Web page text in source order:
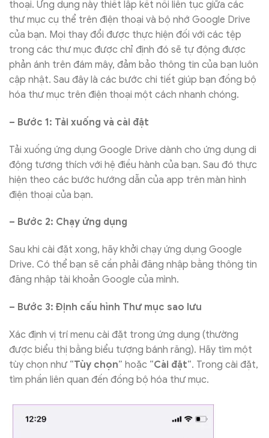
thoại. Ứng dụng này thiết lập kết nối liên tục giữa các
thư mục cụ thể trên điện thoại và bộ nhớ Google Drive
của bạn. Mọi thay đổi được thực hiện đối với các tệp
trong các thư mục được chỉ định đó sẽ tự động được
phản ánh trên đám mây, đảm bảo thông tin của bạn luôn
cập nhật. Sau đây là các bước chi tiết giúp bạn đồng bộ
hóa thư mục trên điện thoại một cách nhanh chóng.
– Bước 1: Tải xuống và cài đặt
Tải xuống ứng dụng Google Drive dành cho ứng dụng di
động tương thích với hệ điều hành của bạn. Sau đó thực
hiện theo các bước hướng dẫn của app trên màn hình
điện thoại của bạn.
– Bước 2: Chạy ứng dụng
Sau khi cài đặt xong, hãy khởi chạy ứng dụng Google
Drive. Có thể bạn sẽ cần phải đăng nhập bằng thông tin
đăng nhập tài khoản Google của mình.
– Bước 3: Định cấu hình Thư mục sao lưu
Xác định vị trí menu cài đặt trong ứng dụng (thường
được biểu thị bằng biểu tượng bánh răng). Hãy tìm một
tùy chọn như “Tùy chọn” hoặc “Cài đặt“. Trong cài đặt,
tìm phần liên quan đến đồng bộ hóa thư mục.